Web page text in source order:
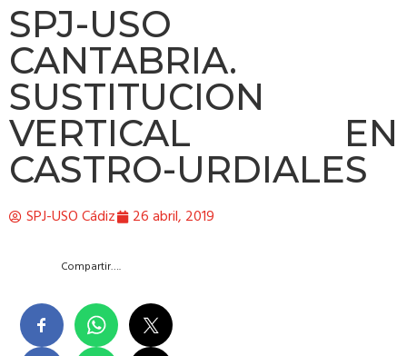
SPJ-USO
CANTABRIA.
SUSTITUCION
VERTICAL EN
CASTRO-URDIALES
SPJ-USO Cádiz 26 abril, 2019
Compartir….